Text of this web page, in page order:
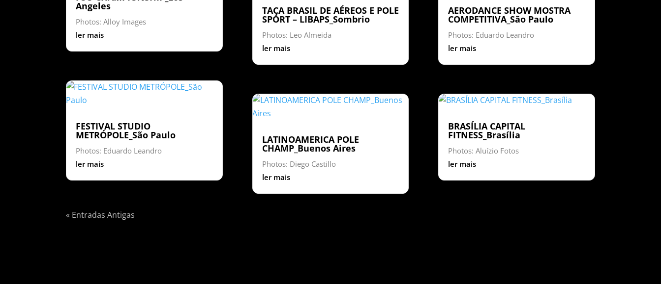
Angeles
Photos: Alloy Images
ler mais
FESTIVAL STUDIO
METRÓPOLE_São Paulo
Photos: Eduardo Leandro
ler mais
TAÇA BRASIL DE AÉREOS E POLE
SPORT – LIBAPS_Sombrio
Photos: Leo Almeida
ler mais
LATINOAMERICA POLE
CHAMP_Buenos Aires
Photos: Diego Castillo
ler mais
AERODANCE SHOW MOSTRA
COMPETITIVA_São Paulo
Photos: Eduardo Leandro
ler mais
BRASÍLIA CAPITAL
FITNESS_Brasília
Photos: Aluízio Fotos
ler mais
« Entradas Antigas